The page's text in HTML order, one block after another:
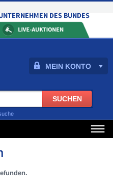
MEIN KONTO